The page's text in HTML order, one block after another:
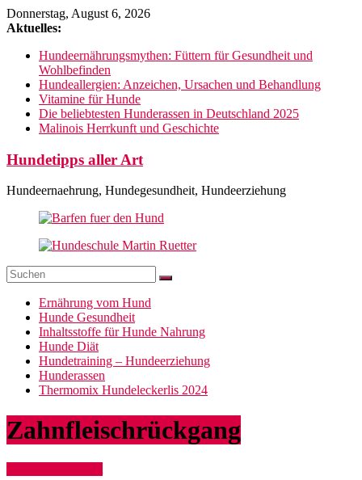
Zum
Inhalt
Donnerstag, August 6, 2026
Aktuelles:
Hundeernährungsmythen: Füttern für Gesundheit und
Wohlbefinden
Hundeallergien: Anzeichen, Ursachen und Behandlung
Vitamine für Hunde
Die beliebtesten Hunderassen in Deutschland 2025
Malinois Herrkunft und Geschichte
Hundetipps aller Art
Hundeernaehrung, Hundegesundheit, Hundeerziehung
Ernährung vom Hund
Hunde Gesundheit
Inhaltsstoffe für Hunde Nahrung
Hunde Diät
Hundetraining – Hundeerziehung
Hunderassen
Thermomix Hundeleckerlis 2024
Zahnfleischrückgang